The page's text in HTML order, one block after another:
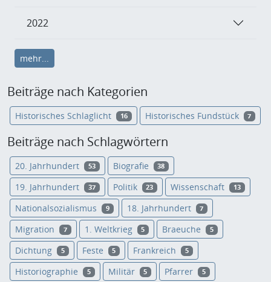
2022
mehr...
Beiträge nach Kategorien
Historisches Schlaglicht 16 Historisches Fundstück 7
Beiträge nach Schlagwörtern
20. Jahrhundert 53 Biografie 38
19. Jahrhundert 37 Politik 23 Wissenschaft 13
Nationalsozialismus 9 18. Jahrhundert 7
Migration 7 1. Weltkrieg 5 Braeuche 5
Dichtung 5 Feste 5 Frankreich 5
Historiographie 5 Militär 5 Pfarrer 5